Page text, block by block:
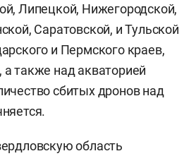
Липецкой, Нижегородской,
Саратовской, и Тульской
и Пермского краев,
также над акваторией
сбитых дронов над
область